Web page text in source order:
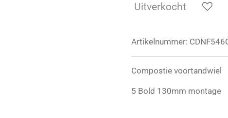
Uitverkocht
Artikelnummer:
Compostie voortandwiel
5 Bold 130mm montage